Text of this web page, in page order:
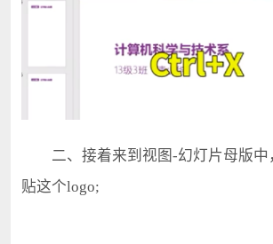
二、接着来到视图-幻灯片母版中
贴这个logo;